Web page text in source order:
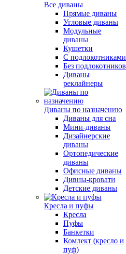
Все диваны
Прямые диваны
Угловые диваны
Модульные
диваны
Кушетки
С подлокотниками
Без подлокотников
Диваны
реклайнеры
Диваны по назначению
Диваны для сна
Мини-диваны
Дизайнерские
диваны
Ортопедические
диваны
Офисные диваны
Дивны-кровати
Детские диваны
Кресла и пуфы
Кресла
Пуфы
Банкетки
Комлект (кресло и
пуф)